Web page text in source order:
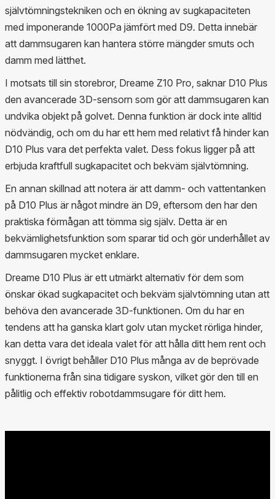
självtömningstekniken och en ökning av sugkapaciteten
med imponerande 1000Pa jämfört med D9. Detta innebär
att dammsugaren kan hantera större mängder smuts och
damm med lätthet.
I motsats till sin storebror, Dreame Z10 Pro, saknar D10 Plus
den avancerade 3D-sensorn som gör att dammsugaren kan
undvika objekt på golvet. Denna funktion är dock inte alltid
nödvändig, och om du har ett hem med relativt få hinder kan
D10 Plus vara det perfekta valet. Dess fokus ligger på att
erbjuda kraftfull sugkapacitet och bekväm självtömning.
En annan skillnad att notera är att damm- och vattentanken
på D10 Plus är något mindre än D9, eftersom den har den
praktiska förmågan att tömma sig själv. Detta är en
bekvämlighetsfunktion som sparar tid och gör underhållet av
dammsugaren mycket enklare.
Dreame D10 Plus är ett utmärkt alternativ för dem som
önskar ökad sugkapacitet och bekväm självtömning utan att
behöva den avancerade 3D-funktionen. Om du har en
tendens att ha ganska klart golv utan mycket rörliga hinder,
kan detta vara det ideala valet för att hålla ditt hem rent och
snyggt. I övrigt behåller D10 Plus många av de beprövade
funktionerna från sina tidigare syskon, vilket gör den till en
pålitlig och effektiv robotdammsugare för ditt hem.